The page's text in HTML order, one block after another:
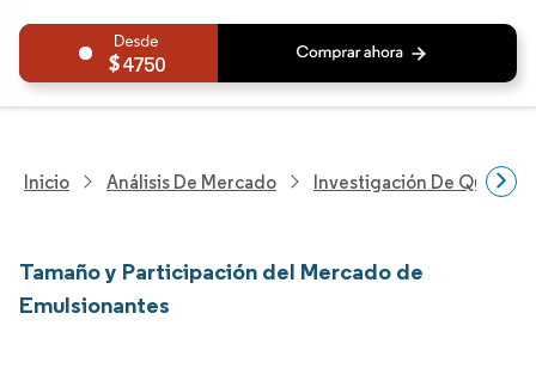
4750
Inicio Análisis De Mercado Investigación De
Tamaño y Participación del Mercado de
Emulsionantes